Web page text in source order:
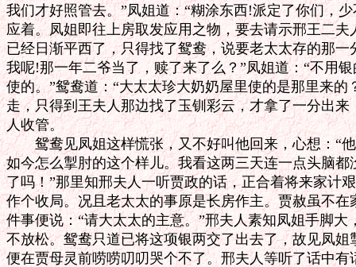
我们才好照管去。”凤姐道：“糊涂东西!派定了你们，
应着。凤姐即往上房取发应用之物，要去请示邢王二
已经日渐平西了，只得找了鸳鸯，说要老太太存的那一
我呢!那一年二爷当了，赎了来了么？”凤姐道：“不用
使的。”鸳鸯道：“大太太珍大奶奶屋里使的是那里来的
走，只得到王夫人那边找了玉钏彩云，才拿了一分出
人收管。
鸳鸯见凤姐这样慌张，又不好叫他回来，心想：“他
如今怎么掣肘的这个样儿。我看这两三天连一点头脑
了吗！”那里知邢夫人一听贾政的话，正合着将来家计
作个收局。况且老太太的事原是长房作主。贾赦虽不
件事便说：“请大太太的主意。”邢夫人素知凤姐手脚大
不放松。鸳鸯只道已将这项银两交了出去了，故见凤
便在贾母灵前唠唠叨叨哭个不了。邢夫人等听了话中